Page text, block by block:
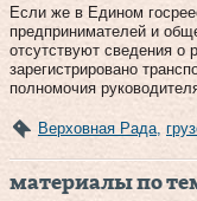
Если же в Едином
предпринимателей и
отсутствуют сведения о
зарегистрировано
полномочия
Верховная Рада
материалы по